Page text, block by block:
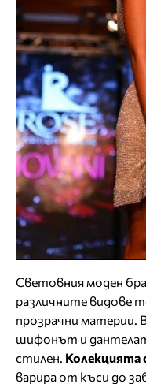
Световния моден
различните видове
прозрачни материи.
шифонът и
стилен. Колекцията
варира от къси до